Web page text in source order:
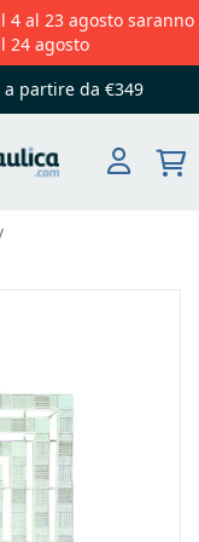
al 23 agosto saranno
24 agosto
a partire da €349